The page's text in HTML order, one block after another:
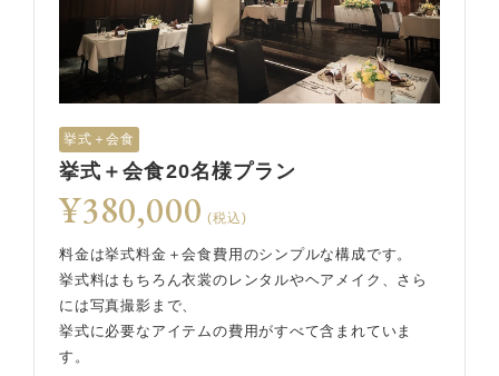
挙式＋会食
挙式＋会食20名様プラン
¥380,000 (税込)
料金は挙式料金＋会食費用のシンプルな構成です。
挙式料はもちろん衣裳のレンタルやヘアメイク、さら
には写真撮影まで、
挙式に必要なアイテムの費用がすべて含まれていま
す。